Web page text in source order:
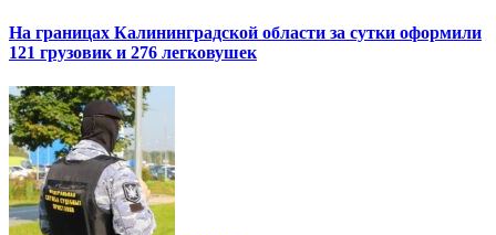
На границах Калининградской области за сутки оформили
121 грузовик и 276 легковушек